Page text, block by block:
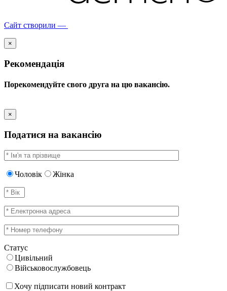
Сайт створили —
×
Рекомендація
Порекомендуйте свого друга на цю вакансію.
×
Податися на вакансію
Чоловік Жінка
Статус
Цивільний
Військовослужбовець
Хочу підписати новий контракт